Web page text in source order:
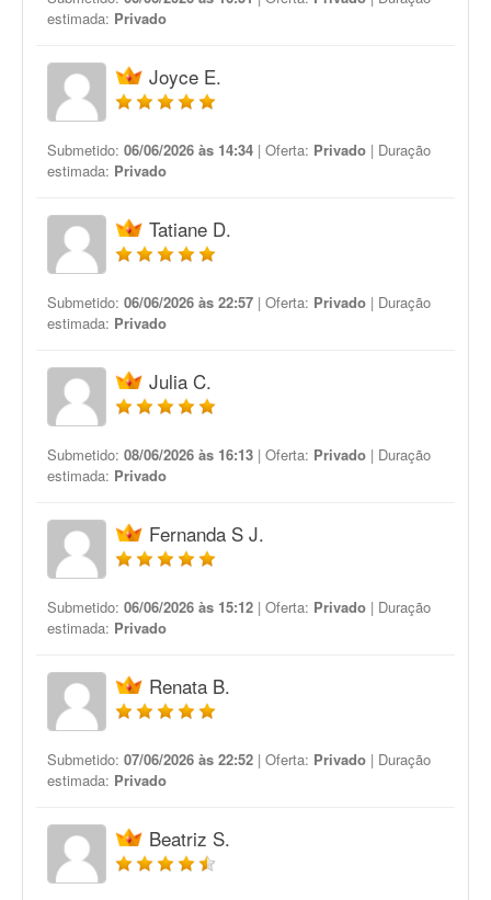
estimada: Privado
Joyce E.
Submetido: 06/06/2026 às 14:34 | Oferta: Privado | Duração
estimada: Privado
Tatiane D.
Submetido: 06/06/2026 às 22:57 | Oferta: Privado | Duração
estimada: Privado
Julia C.
Submetido: 08/06/2026 às 16:13 | Oferta: Privado | Duração
estimada: Privado
Fernanda S J.
Submetido: 06/06/2026 às 15:12 | Oferta: Privado | Duração
estimada: Privado
Renata B.
Submetido: 07/06/2026 às 22:52 | Oferta: Privado | Duração
estimada: Privado
Beatriz S.